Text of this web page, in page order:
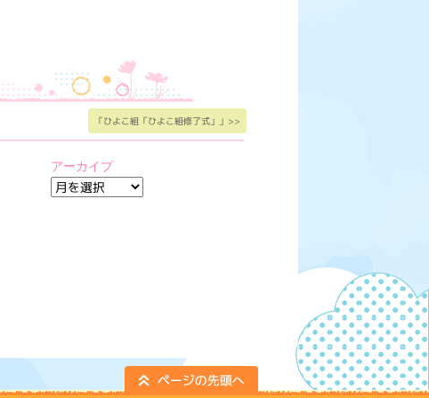
「ひよこ組「ひよこ組修了式」」>>
アーカイブ
ア